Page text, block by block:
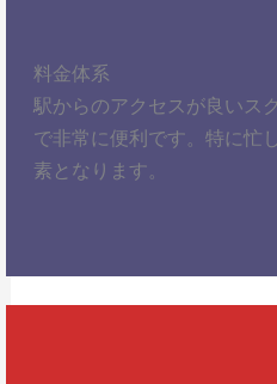
料金体系
駅からのアクセスが良いス
で非常に便利です。特に忙
素となります。